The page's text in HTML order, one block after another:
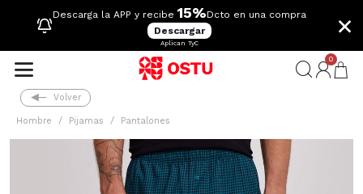
Descarga la APP y recibe 15%Dcto en una compra
Descargar
Aplican TyC
×
0
Volver
Hombre Pijamas Pantalones